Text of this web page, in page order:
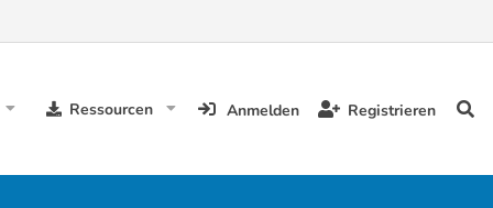
Ressourcen Anmelden Registrieren